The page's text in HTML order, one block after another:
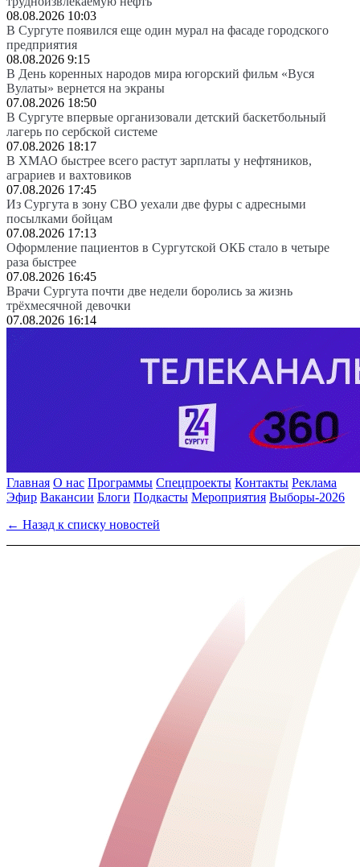
08.08.2026 10:03
В Сургуте появился еще один мурал на фасаде городского
предприятия
08.08.2026 9:15
В День коренных народов мира югорский фильм «Вуся
Вулаты» вернется на экраны
07.08.2026 18:50
В Сургуте впервые организовали детский баскетбольный
лагерь по сербской системе
07.08.2026 18:17
В ХМАО быстрее всего растут зарплаты у нефтяников,
аграриев и вахтовиков
07.08.2026 17:45
Из Сургута в зону СВО уехали две фуры с адресными
посылками бойцам
07.08.2026 17:13
Оформление пациентов в Сургутской ОКБ стало в четыре
раза быстрее
07.08.2026 16:45
Врачи Сургута почти две недели боролись за жизнь
трёхмесячной девочки
07.08.2026 16:14
Главная О нас Программы Спецпроекты Контакты Реклама
Эфир Вакансии Блоги Подкасты Мероприятия Выборы-2026
← Назад к списку новостей